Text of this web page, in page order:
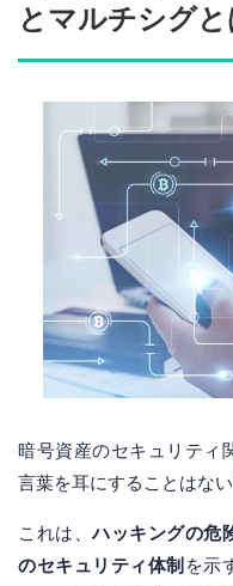
とマルチシグと
暗号資産のセキュリティ
言葉を耳にすることはない
これは、ハッキングの危
のセキュリティ体制 を示